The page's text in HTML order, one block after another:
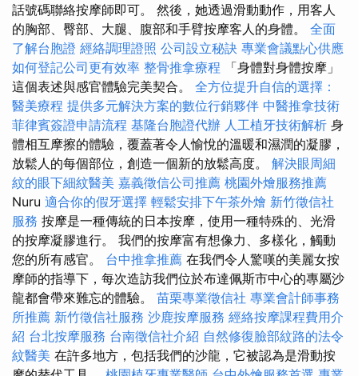
話號碼聯絡按摩師即可。 然後，她透過滑動動作，用客人
的胸部、臀部、大腿、腹部和手臂按摩客人的身體。 全面
了解台胞證 經絡調理證照 公司設立秘訣 專業會議點心供應
如何登記公司更有效率 整骨推拿療程 「身體對身體按摩」
這個表述與感官體驗完美契合。 全方位提升自信的選擇：
醫美療程 提供多元解決方案的數位行銷夥伴 中醫推拿技術
菲律賓簽證申請流程 基隆台胞證代辦 人工植牙技術解析 身
體相互摩擦的體驗，覆蓋著令人愉悅的溫暖和濕潤的凝膠，
放鬆人的每個部位，創造一個新的放鬆高度。 解決眼周細
紋的眼下細紋醫美 嘉義徵信公司推薦 桃園外燴服務推薦
Nuru 適合你的假牙選擇 輕鬆安排下午茶外燴 新竹徵信社
服務 按摩是一種傳統的日本按摩，使用一種特殊的、光滑
的按摩凝膠進行。 我們的按摩富有想像力、多樣化，觸動
您的所有感官。 台中推拿推薦 在我們令人驚嘆的美麗女按
摩師的指導下，每次造訪我們位於布達佩斯市中心的專屬沙
龍都會帶來難忘的體驗。 苗栗專業徵信社 專業會計師事務
所推薦 新竹徵信社服務 沙鹿按摩服務 經絡按摩課程費用介
紹 台北按摩服務 台南徵信社介紹 自然修復臉部紋路的法令
紋醫美 在許多地方，包括我們的沙龍，它被認為是滑動按